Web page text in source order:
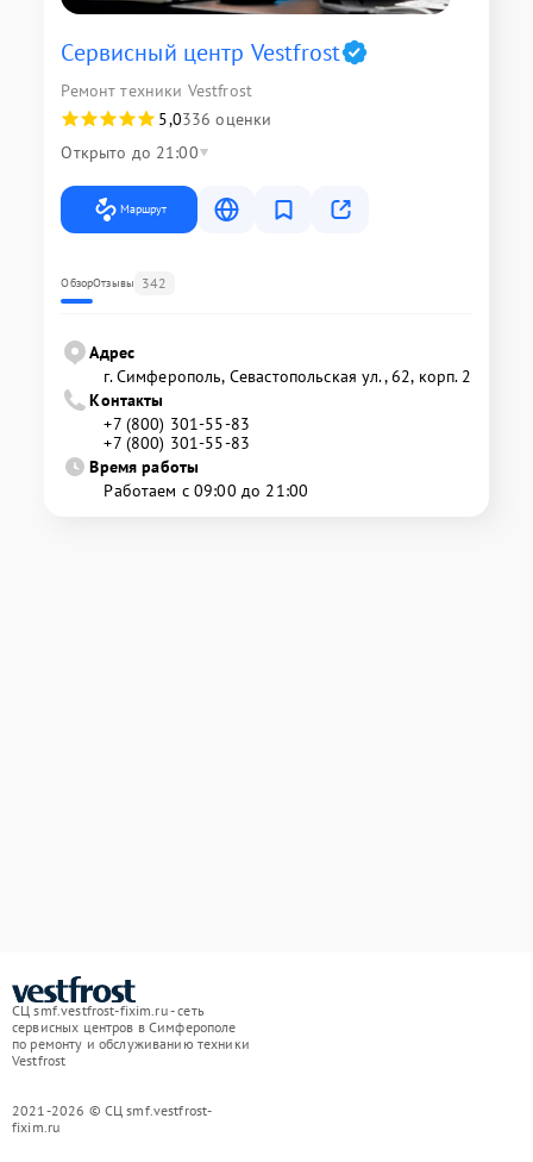
Сервисный центр Vestfrost
Ремонт техники Vestfrost
5,0336 оценки
Открыто до 21:00
Маршрут
ОбзорОтзывы 342
Адрес
г. Симферополь, Севастопольская ул., 62, корп. 2
Контакты
+7 (800) 301-55-83
+7 (800) 301-55-83
Время работы
Работаем с 09:00 до 21:00
СЦ smf.vestfrost-fixim.ru - сеть
сервисных центров в Симферополе
по ремонту и обслуживанию техники
Vestfrost
2021-2026 © СЦ smf.vestfrost-
fixim.ru